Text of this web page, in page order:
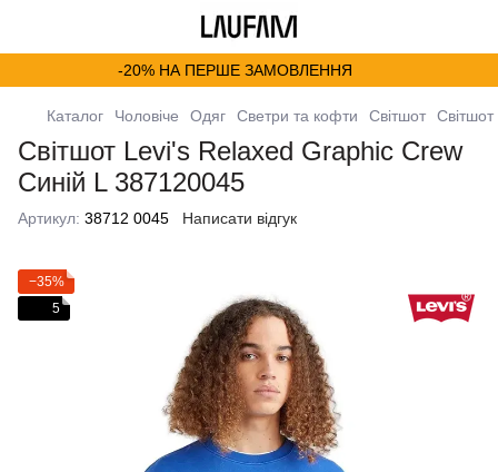
-20% НА ПЕРШЕ ЗАМОВЛЕННЯ
Каталог Чоловіче Одяг Светри та кофти Світшот
Світшот Levi's Relaxed Graphic Crew
Синій L 387120045
Артикул: 38712 0045 Написати відгук
−35%
5